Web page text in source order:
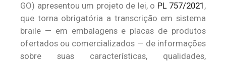
GO) apresentou um projeto de lei, o PL 757/2021 ,
que torna obrigatória a transcrição em sistema
braile — em embalagens e placas de produtos
ofertados ou comercializados — de informações
sobre suas características, qualidades,